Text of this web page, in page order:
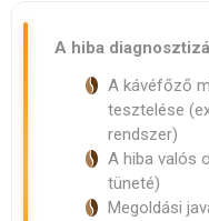
A hiba
A kávéfőző
tesztelése
rendszer)
A hiba valós
tüneté)
Megoldási